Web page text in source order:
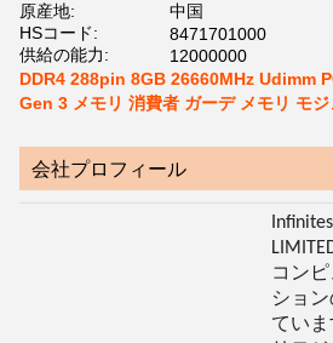
原産地:
中国
HSコード:
8471701000
供給の能力:
12000000
DDR4 288pin 8GB 26660MHz Udimm
Gen 3 メモリ 消費者 ガーデ メモリ モジ
会社プロフィール
コン
ショ
てい